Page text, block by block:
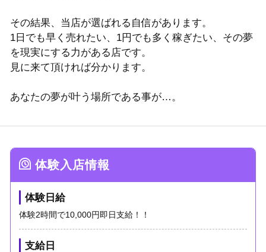
その結果、当店が選ばれる自信があります。
1日でも早く売れたい、1円でも多く稼ぎたい、その夢
を現実にする力がある店です。
見に来て頂ければ分かります。
あなたの夢が叶う場所である事が…。
体験入店情報
体験日給
体験2時間で10,000円即日支給！！
支給日